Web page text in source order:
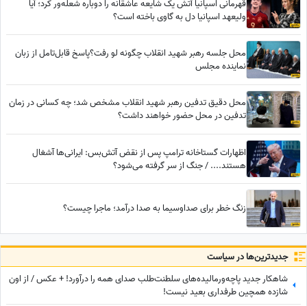
قهرمانی اسپانیا آتش یک شایعه عاشقانه را دوباره شعله‌ور کرد؛ آیا
ولیعهد اسپانیا دل به گاوی باخته است؟
محل جلسه رهبر شهید انقلاب چگونه لو رفت؟پاسخ قابل‌تامل از زبان
نماینده مجلس
محل دقیق تدفین رهبر شهید انقلاب مشخص شد؛ چه کسانی در زمان
تدفین در محل حضور خواهند داشت؟
اظهارات گستاخانه ترامپ پس از نقض آتش‌بس: ایرانی‌ها آشغال
هستند.... / جنگ از سر گرفته می‌شود؟
زنگ خطر برای صداوسیما به صدا درآمد؛ ماجرا چیست؟
جدید‌ترین‌ها در سیاست
شاهکار جدید پاچه‌ورمالیده‌های سلطنت‌طلب صدای همه را درآورد! + عکس / از اون
شازده همچین طرفداری بعید نیست!